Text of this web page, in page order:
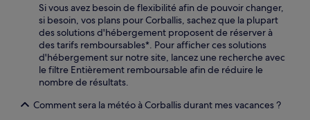
Si vous avez besoin de flexibilité afin de pouvoir changer,
si besoin, vos plans pour Corballis, sachez que la plupart
des solutions d'hébergement proposent de réserver à
des tarifs remboursables*. Pour afficher ces solutions
d'hébergement sur notre site, lancez une recherche avec
le filtre Entièrement remboursable afin de réduire le
nombre de résultats.
Comment sera la météo à Corballis durant mes vacances ?